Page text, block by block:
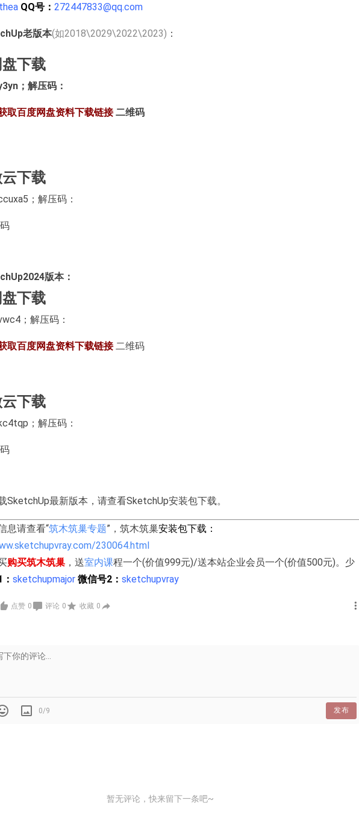
QQ号： 272447833@qq.com
老版本(如2018\2029\2022\2023) ：
下载
；解压码：
取百度网盘资料下载链接 二维码
下载
；解压码：
版本：
下载
；解压码：
取百度网盘资料下载链接 二维码
下载
；解压码：
SketchUp最新版本，请查看SketchUp安装包下载。
息请查看“筑木筑巢专题”，筑木筑巢安装包下载：
230064.html
购买筑木筑巢 ，送室内课程一个(价值999元)/送本站企业会员一个(价值500元)。少
sketchupmajor 微信号2： sketchupvray
点赞 0 评论 0 收藏 0
0/9 发布
暂无评论，快来留下一条吧~